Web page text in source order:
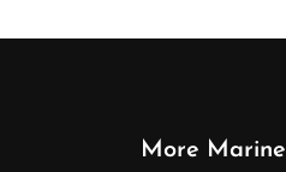
More Marine